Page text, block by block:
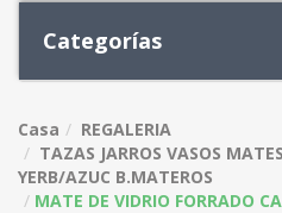
Categorías
Casa
REGALERIA
TAZAS JARROS VASOS
YERB/AZUC B.MATEROS
MATE DE VIDRIO FORRADO